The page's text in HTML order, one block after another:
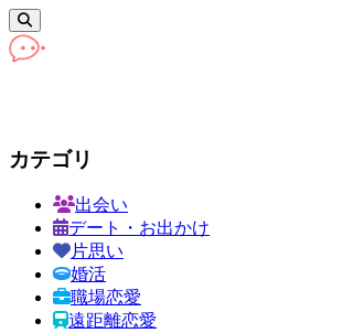
カテゴリ
出会い
デート・お出かけ
片思い
婚活
職場恋愛
遠距離恋愛